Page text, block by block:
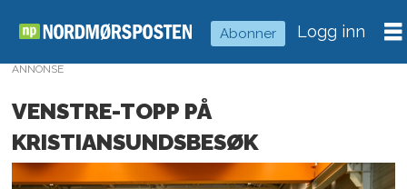
Abonner Logg inn
ANNONSE
VENSTRE-TOPP PÅ
KRISTIANSUNDSBESØK